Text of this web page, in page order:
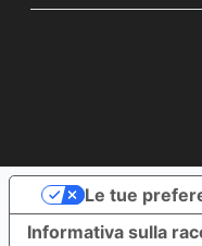
Informativa sulla
Le tue